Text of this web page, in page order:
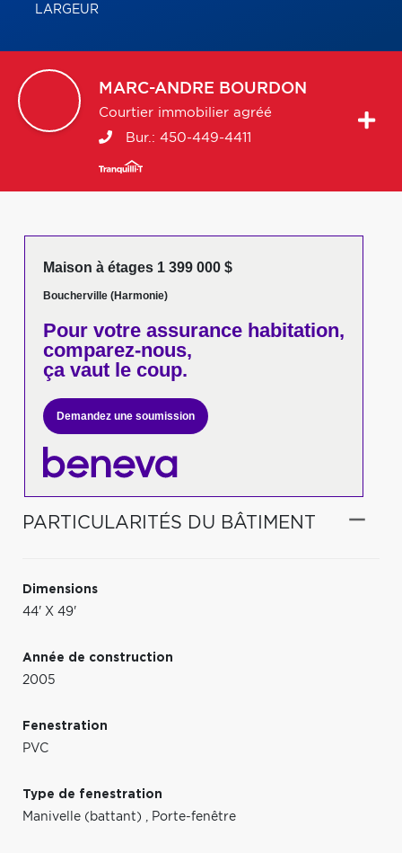
LARGEUR
MARC-ANDRE BOURDON
Courtier immobilier agréé
Bur.: 450-449-4411
Maison à étages 1 399 000 $
Boucherville (Harmonie)
Pour votreassurance habitation,
comparez-nous,
ça vaut le coup.
Demandez une soumission
PARTICULARITÉS DU BÂTIMENT
Dimensions
44' X 49'
Année de construction
2005
Fenestration
PVC
Type de fenestration
Manivelle (battant) , Porte-fenêtre